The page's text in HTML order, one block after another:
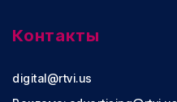
Контакты
digital@rtvi.us